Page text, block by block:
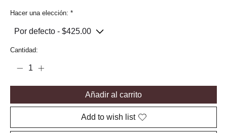
Hacer una elección: *
Cantidad:
Añadir al carrito
Add to wish list